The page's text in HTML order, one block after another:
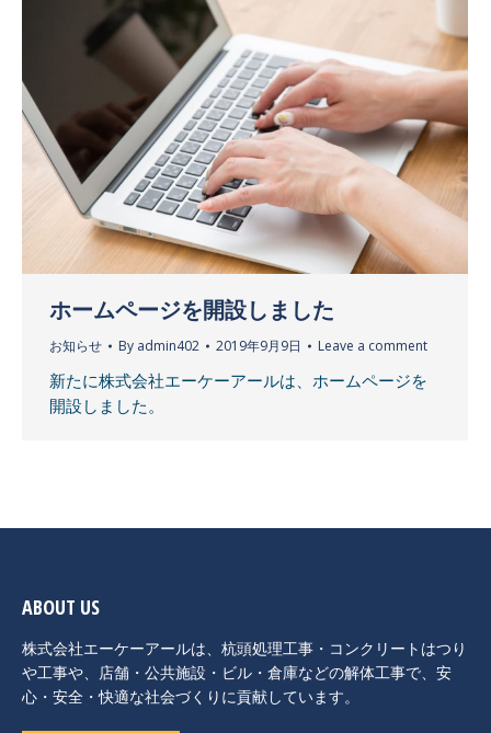
ホームページを開設しました
お知らせ By admin402 2019年9月9日 Leave a comment
新たに株式会社エーケーアールは、ホームページを
開設しました。
ABOUT US
株式会社エーケーアールは、杭頭処理工事・コンクリートはつり
や工事や、店舗・公共施設・ビル・倉庫などの解体工事で、安
心・安全・快適な社会づくりに貢献しています。